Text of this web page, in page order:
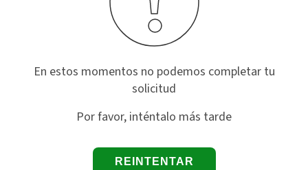
En estos momentos no podemos completar tu
solicitud
Por favor, inténtalo más tarde
REINTENTAR